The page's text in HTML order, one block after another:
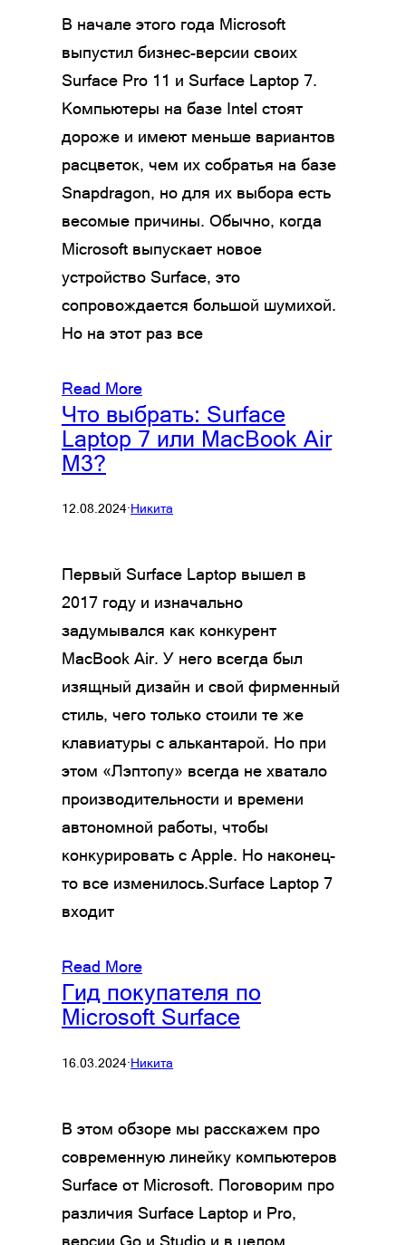
В начале этого года Microsoft
выпустил бизнес-версии своих
Surface Pro 11 и Surface Laptop 7.
Компьютеры на базе Intel стоят
дороже и имеют меньше вариантов
расцветок, чем их собратья на базе
Snapdragon, но для их выбора есть
весомые причины. Обычно, когда
Microsoft выпускает новое
устройство Surface, это
сопровождается большой шумихой.
Но на этот раз все
Read More
Что выбрать: Surface
Laptop 7 или MacBook Air
M3?
12.08.2024·Никита
Первый Surface Laptop вышел в
2017 году и изначально
задумывался как конкурент
MacBook Air. У него всегда был
изящный дизайн и свой фирменный
стиль, чего только стоили те же
клавиатуры с алькантарой. Но при
этом «Лэптопу» всегда не хватало
производительности и времени
автономной работы, чтобы
конкурировать с Apple. Но наконец-
то все изменилось.Surface Laptop 7
входит
Read More
Гид покупателя по
Microsoft Surface
16.03.2024·Никита
В этом обзоре мы расскажем про
современную линейку компьютеров
Surface от Microsoft. Поговорим про
различия Surface Laptop и Pro,
версии Go и Studio и в целом